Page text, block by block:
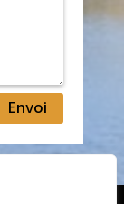
Envoi